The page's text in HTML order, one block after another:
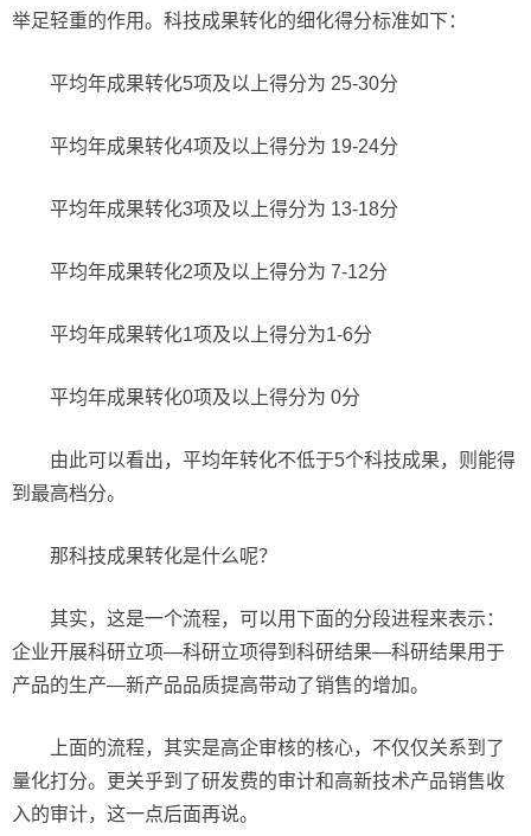
举足轻重的作用。科技成果转化的细化得分标准如下：
平均年成果转化5项及以上得分为 25-30分
平均年成果转化4项及以上得分为 19-24分
平均年成果转化3项及以上得分为 13-18分
平均年成果转化2项及以上得分为 7-12分
平均年成果转化1项及以上得分为1-6分
平均年成果转化0项及以上得分为 0分
由此可以看出，平均年转化不低于5个科技成果，则能得
到最高档分。
那科技成果转化是什么呢？
其实，这是一个流程，可以用下面的分段进程来表示：
企业开展科研立项—科研立项得到科研结果—科研结果用于
产品的生产—新产品品质提高带动了销售的增加。
上面的流程，其实是高企审核的核心，不仅仅关系到了
量化打分。更关乎到了研发费的审计和高新技术产品销售收
入的审计，这一点后面再说。